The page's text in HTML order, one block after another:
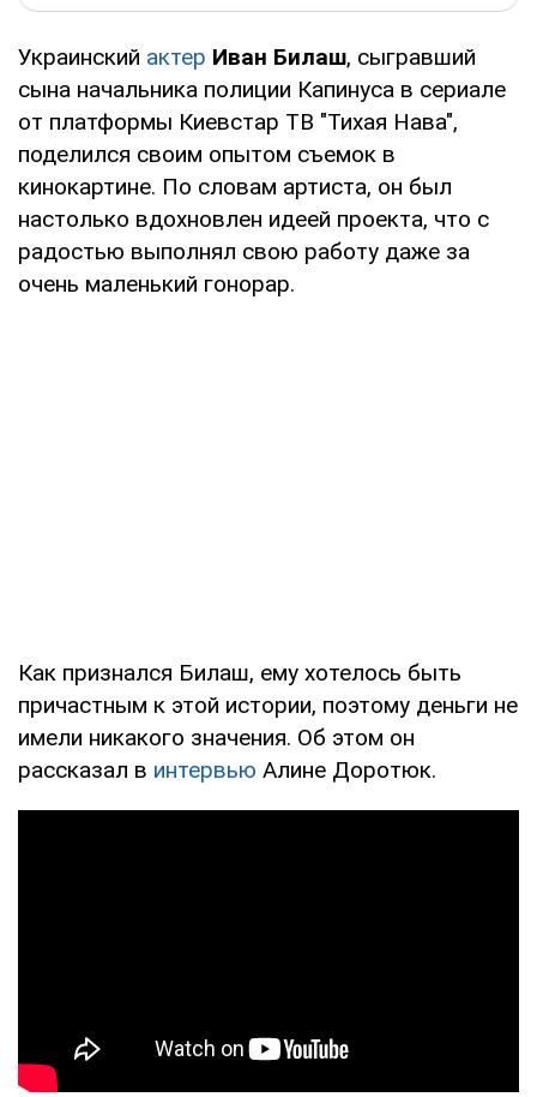
Украинский актер Иван Билаш, сыгравший
сына начальника полиции Капинуса в сериале
от платформы Киевстар ТВ "Тихая Нава",
поделился своим опытом съемок в
кинокартине. По словам артиста, он был
настолько вдохновлен идеей проекта, что с
радостью выполнял свою работу даже за
очень маленький гонорар.
Как признался Билаш, ему хотелось быть
причастным к этой истории, поэтому деньги не
имели никакого значения. Об этом он
рассказал в интервью Алине Доротюк.